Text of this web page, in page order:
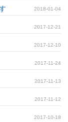
2018-01-04
2017-12-21
2017-12-10
2017-11-24
2017-11-13
2017-11-12
2017-10-18